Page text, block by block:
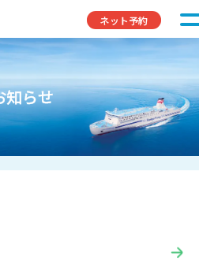
ネット予約
知らせ